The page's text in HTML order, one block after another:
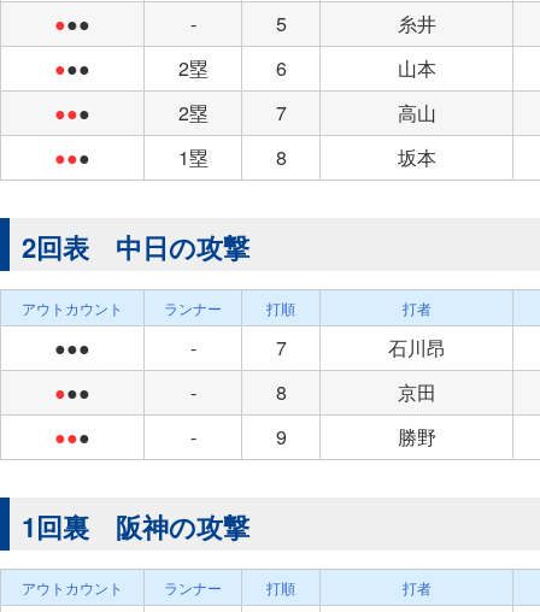
●●● - 5
糸井
●●● 2塁 6
山本
●●● 2塁 7
高山
●●● 1塁 8 坂本
2回表 中日の攻撃
アウトカウント ランナー 打順 打者
●●● - 7
石川昂
●●● - 8
京田
●●● - 9 勝野
1回裏 阪神の攻撃
アウトカウント ランナー 打順 打者